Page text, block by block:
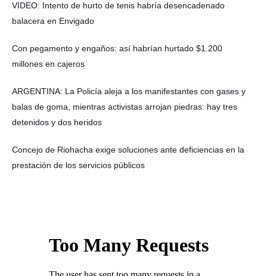
VIDEO: Intento de hurto de tenis habría desencadenado
balacera en Envigado
Con pegamento y engaños: así habrían hurtado $1.200
millones en cajeros
ARGENTINA: La Policía aleja a los manifestantes con gases y
balas de goma, mientras activistas arrojan piedras: hay tres
detenidos y dos heridos
Concejo de Riohacha exige soluciones ante deficiencias en la
prestación de los servicios públicos